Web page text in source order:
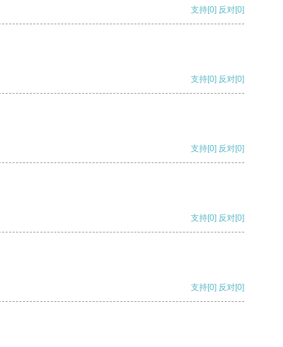
支持[0] 反对[0]
支持[0] 反对[0]
支持[0] 反对[0]
支持[0] 反对[0]
支持[0] 反对[0]